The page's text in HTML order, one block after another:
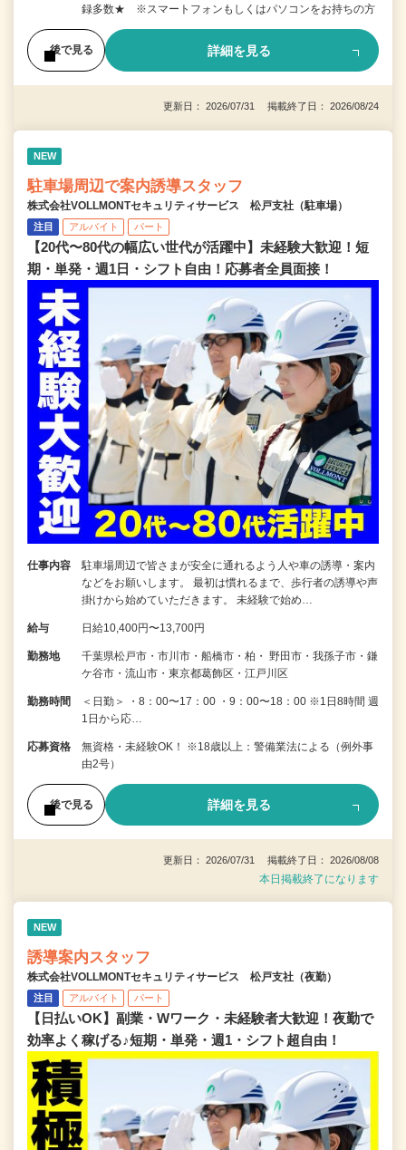
録多数★ ※スマートフォンもしくはパソコンをお持ちの方
後で見る 詳細を見る
更新日： 2026/07/31 掲載終了日： 2026/08/24
NEW
駐車場周辺で案内誘導スタッフ
株式会社VOLLMONTセキュリティサービス 松戸支社（駐車場）
注目 アルバイト パート
【20代〜80代の幅広い世代が活躍中】未経験大歓迎！短
期・単発・週1日・シフト自由！応募者全員面接！
仕事内容
駐車場周辺で皆さまが安全に通れるよう人や車の誘導・案内
などをお願いします。 最初は慣れるまで、歩行者の誘導や声
掛けから始めていただきます。 未経験で始め…
給与 日給10,400円〜13,700円
勤務地
千葉県松戸市・市川市・船橋市・柏・ 野田市・我孫子市・鎌
ケ谷市・流山市・東京都葛飾区・江戸川区
勤務時間
＜日勤＞ ・8：00〜17：00 ・9：00〜18：00 ※1日8時間 週
1日から応…
応募資格
無資格・未経験OK！ ※18歳以上：警備業法による（例外事
由2号）
後で見る 詳細を見る
更新日： 2026/07/31 掲載終了日： 2026/08/08
本日掲載終了になります
NEW
誘導案内スタッフ
株式会社VOLLMONTセキュリティサービス 松戸支社（夜勤）
注目 アルバイト パート
【日払いOK】副業・Wワーク・未経験者大歓迎！夜勤で
効率よく稼げる♪短期・単発・週1・シフト超自由！